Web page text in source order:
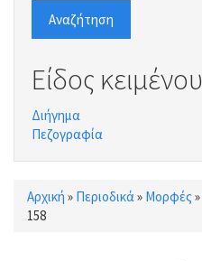
Αναζήτηση
Είδος κειμένου
Διήγημα
Πεζογραφία
Είστε εδώ
Αρχική » Περιοδικά » Μορφές »
158